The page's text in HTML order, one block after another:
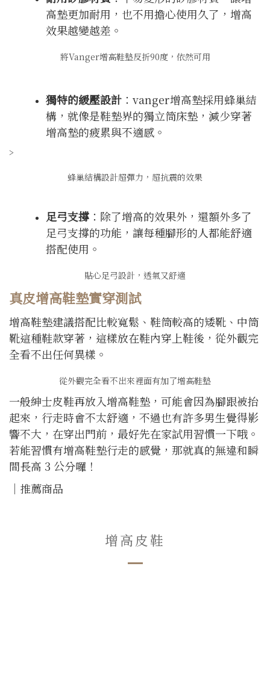
高墊更加耐用，也不用擔心使用久了，增高
效果越變越差。
將Vanger增高鞋墊反折90度，依然可用
獨特的緩壓設計 ：vanger增高墊採用蜂巢結
構，就像是鞋墊界的獨立筒床墊，減少穿著
增高墊的疲累與不適感。
>
蜂巢結構設計超彈力，超抗震的效果
足弓支撐 ：除了增高的效果外，還額外多了
足弓支撐的功能，讓每種腳形的人都能舒適
搭配使用。
貼心足弓設計，透氣又舒適
真皮增高鞋墊實穿測試
增高鞋墊建議搭配比較寬鬆、鞋筒較高的矮靴、中筒
靴這種鞋款穿著，這樣放在鞋內穿上鞋後，從外觀完
全看不出任何異樣。
從外觀完全看不出來裡面有加了增高鞋墊
一般紳士皮鞋再放入增高鞋墊，可能會因為腳跟被抬
起來，行走時會不太舒適，不過也有許多男生覺得影
響不大，在穿出門前，最好先在家試用習慣一下哦。
若能習慣有增高鞋墊行走的感覺，那就真的無違和瞬
間長高 3 公分囉！
｜推薦商品
增高皮鞋